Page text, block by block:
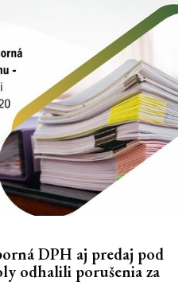
DPH aj predaj pod
odhalili porušenia za